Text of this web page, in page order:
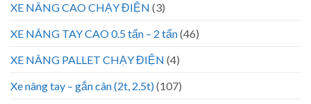
XE NÂNG CAO CHẠY ĐIỆN (3)
XE NÂNG TAY CAO 0.5 tấn – 2 tấn(46)
XE NÂNG PALLET CHẠY ĐIỆN (4)
Xe nâng tay – gắn cân (2t, 2.5t)(107)